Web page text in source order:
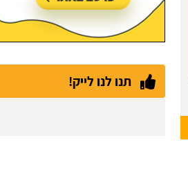
תנו לנו לייק!